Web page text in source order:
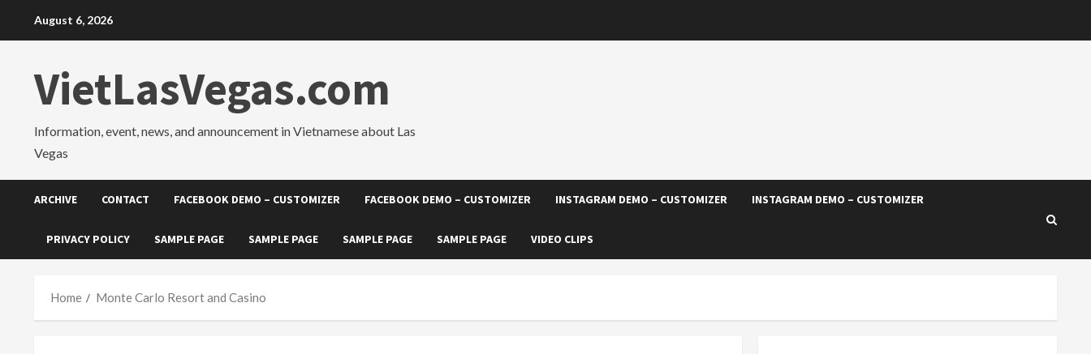
August 6, 2026
VietLasVegas.com
Information, event, news, and announcement in Vietnamese about Las
Vegas
ARCHIVE CONTACT FACEBOOK DEMO – CUSTOMIZER FACEBOOK DEMO – CUSTOMIZER INSTAGRAM DEMO – CUSTOMIZER INSTAGRAM DEMO – CUSTOMIZER
PRIVACY POLICY SAMPLE PAGE SAMPLE PAGE SAMPLE PAGE SAMPLE PAGE VIDEO CLIPS
Home Monte Carlo Resort and Casino